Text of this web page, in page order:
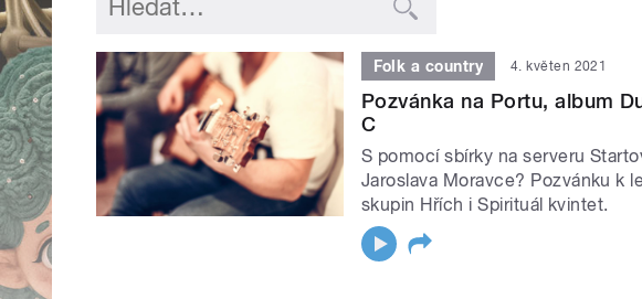
Folk a country 4. květen 2021
Pozvánka na Portu, album
C
S pomocí sbírky na serveru
Jaroslava Moravce? Pozvánku k
skupin Hřích i Spirituál kvintet.